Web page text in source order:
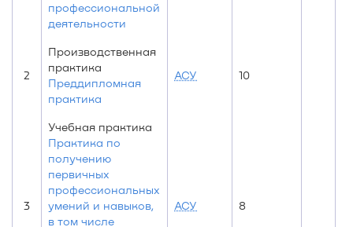
профессиональной
деятельности
2
Производственная
практика
Преддипломная
практика
АСУ 10
3
Учебная практика
Практика по
получению
первичных
профессиональных
умений и навыков,
в том числе
АСУ 8